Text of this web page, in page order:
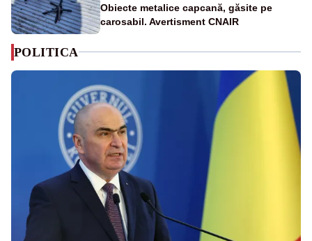
Obiecte metalice capcană, găsite pe
carosabil. Avertisment CNAIR
POLITICA